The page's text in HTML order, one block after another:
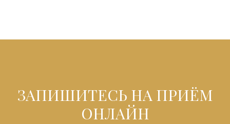
ЗАПИШИТЕСЬ НА ПРИЁМ
ОНЛАЙН